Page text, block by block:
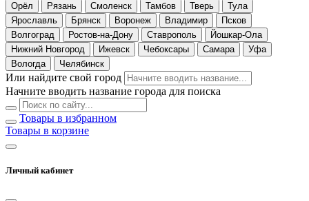
Орёл
Рязань Смоленск Тамбов Тверь
Тула
Ярославль
Брянск Воронеж Владимир
Псков
Волгоград
Ростов-на-Дону Ставрополь
Йошкар-Ола
Нижний Новгород
Ижевск Чебоксары Самара
Уфа
Вологда
Челябинск
Или найдите свой город
Начните вводить название города для поиска
Товары в избранном
Товары в корзине
Личный кабинет